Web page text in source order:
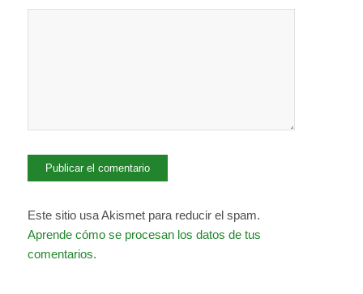
Este sitio usa Akismet para reducir el spam.
Aprende cómo se procesan los datos de tus
comentarios.